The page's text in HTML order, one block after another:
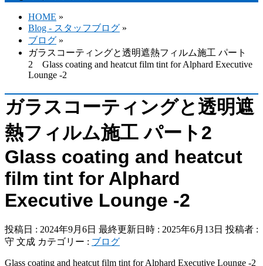
HOME »
Blog - スタッフブログ »
ブログ »
ガラスコーティングと透明遮熱フィルム施工 パート
2 Glass coating and heatcut film tint for Alphard Executive
Lounge -2
ガラスコーティングと透明遮
熱フィルム施工 パート2
Glass coating and heatcut
film tint for Alphard
Executive Lounge -2
投稿日 : 2024年9月6日 最終更新日時 : 2025年6月13日 投稿者 :
守 文成 カテゴリー : ブログ
Glass coating and heatcut film tint for Alphard Executive Lounge -2